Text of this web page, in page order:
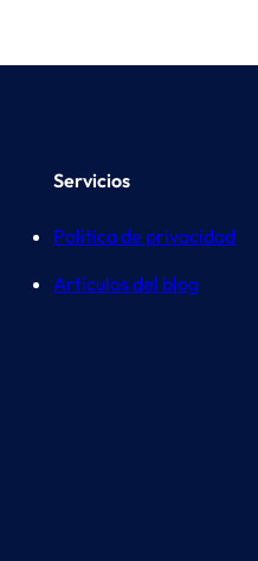
Servicios
Política de privacidad
Artículos del blog